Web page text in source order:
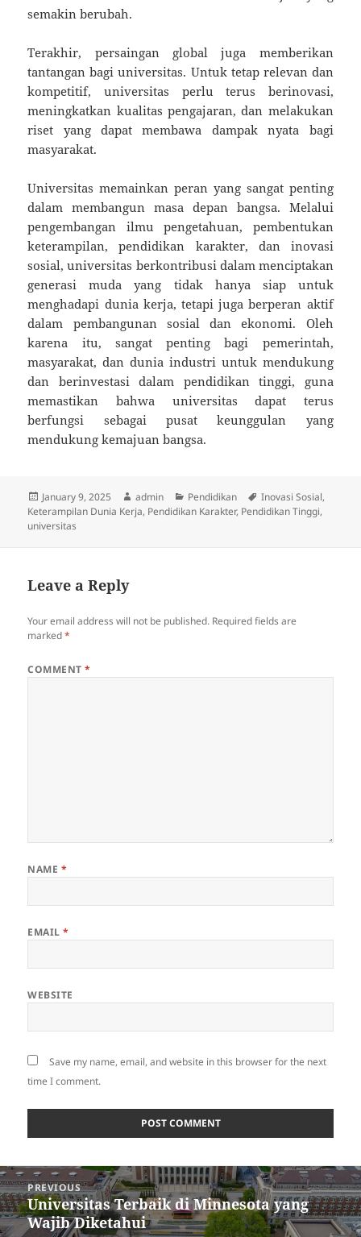
semakin berubah.
Terakhir, persaingan global juga memberikan
tantangan bagi universitas. Untuk tetap relevan dan
kompetitif, universitas perlu terus berinovasi,
meningkatkan kualitas pengajaran, dan melakukan
riset yang dapat membawa dampak nyata bagi
masyarakat.
Universitas memainkan peran yang sangat penting
dalam membangun masa depan bangsa. Melalui
pengembangan ilmu pengetahuan, pembentukan
keterampilan, pendidikan karakter, dan inovasi
sosial, universitas berkontribusi dalam menciptakan
generasi muda yang tidak hanya siap untuk
menghadapi dunia kerja, tetapi juga berperan aktif
dalam pembangunan sosial dan ekonomi. Oleh
karena itu, sangat penting bagi pemerintah,
masyarakat, dan dunia industri untuk mendukung
dan berinvestasi dalam pendidikan tinggi, guna
memastikan bahwa universitas dapat terus
berfungsi sebagai pusat keunggulan yang
mendukung kemajuan bangsa.
Posted
on
January 9, 2025 Author
admin Categories
Pendidikan Tags
Inovasi Sosial,
Keterampilan Dunia Kerja, Pendidikan Karakter, Pendidikan Tinggi,
universitas
Leave a Reply
Your email address will not be published. Required fields are
marked*
COMMENT*
NAME *
EMAIL*
WEBSITE
Save my name, email, and website in this browser for the next
time I comment.
Post
navigation
PREVIOUS
Previous
post:
Universitas Terbaik di Minnesota yang
Wajib Diketahui